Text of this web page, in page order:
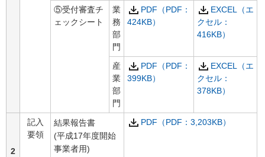
⑤受付審査チ
ェックシート
業
務
部
門
PDF（PDF：
424KB）
EXCEL（エ
クセル：
416KB）
産
業
部
門
PDF（PDF：
399KB）
EXCEL（エ
クセル：
378KB）
2
記入
要領
結果報告書
(平成17年度開始
事業者用)
PDF（PDF：3,203KB）